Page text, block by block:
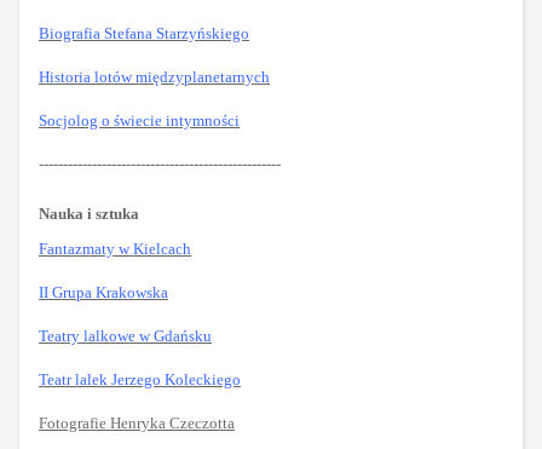
Biografia Stefana Starzyńskiego
Historia lotów międzyplanetarnych
Socjolog o świecie intymności
--------------------------------------------------
Nauka i sztuka
Fantazmaty w Kielcach
II Grupa Krakowska
Teatry lalkowe w Gdańsku
Teatr lalek Jerzego Koleckiego
Fotografie Henryka Czeczotta